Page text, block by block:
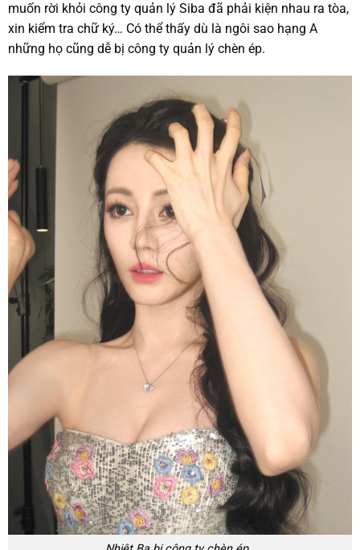
muốn rời khỏi công ty quản lý Siba đã phải kiện nhau ra tòa,
xin kiểm tra chữ ký… Có thể thấy dù là ngôi sao hạng A
những họ cũng dễ bị công ty quản lý chèn ép.